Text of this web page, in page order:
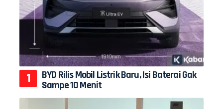
BYD Rilis Mobil Listrik Baru, Isi Baterai Gak
Sampe 10 Menit